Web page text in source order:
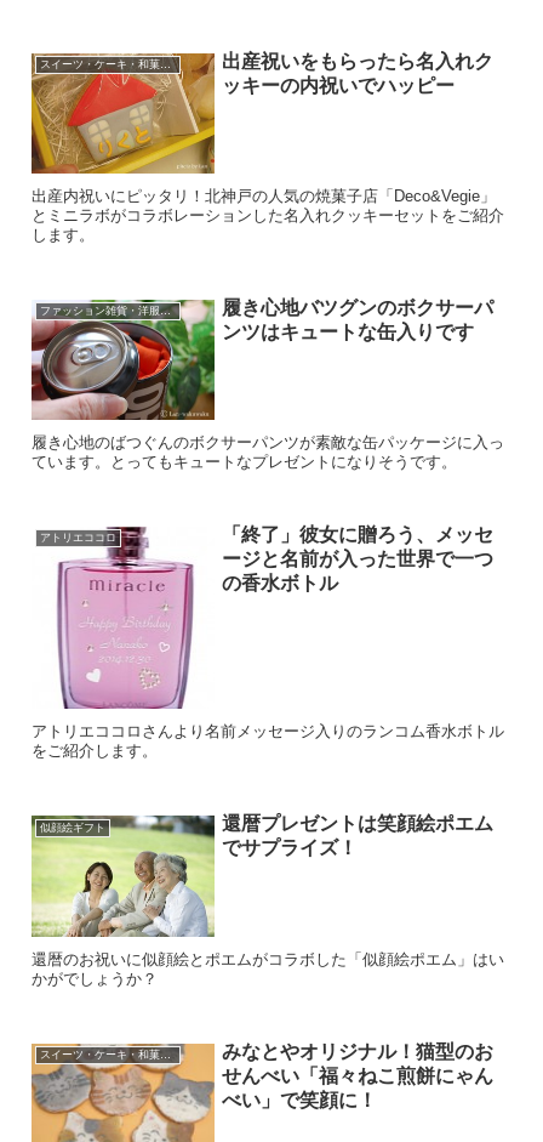
スイーツ・ケーキ・和菓子・果物
出産祝いをもらったら名入れク
ッキーの内祝いでハッピー
出産内祝いにピッタリ！北神戸の人気の焼菓子店「Deco&Vegie」
とミニラボがコラボレーションした名入れクッキーセットをご紹介
します。
ファッション雑貨・洋服・アクセサリー
履き心地バツグンのボクサーパ
ンツはキュートな缶入りです
履き心地のばつぐんのボクサーパンツが素敵な缶パッケージに入っ
ています。とってもキュートなプレゼントになりそうです。
アトリエココロ
「終了」彼女に贈ろう、メッセ
ージと名前が入った世界で一つ
の香水ボトル
アトリエココロさんより名前メッセージ入りのランコム香水ボトル
をご紹介します。
似顔絵ギフト
還暦プレゼントは笑顔絵ポエム
でサプライズ！
還暦のお祝いに似顔絵とポエムがコラボした「似顔絵ポエム」はい
かがでしょうか？
スイーツ・ケーキ・和菓子・果物
みなとやオリジナル！猫型のお
せんべい「福々ねこ煎餅にゃん
べい」で笑顔に！